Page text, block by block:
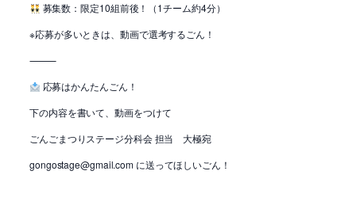
募集数：限定10組前後！（1チーム約4分）
※応募が多いときは、動画で選考するごん！
⸻
応募はかんたんごん！
下の内容を書いて、動画をつけて
ごんごまつりステージ分科会 担当 大極宛
gongostage@gmail.com に送ってほしいごん！